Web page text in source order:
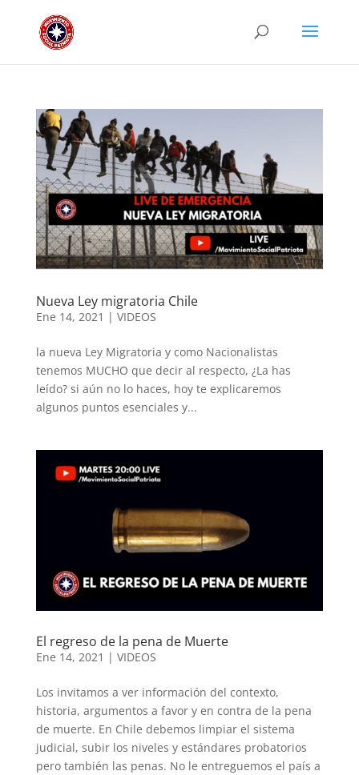
Nueva Ley migratoria Chile
Ene 14, 2021 | VIDEOS
la nueva Ley Migratoria y como Nacionalistas
tenemos MUCHO que decir al respecto, ¿La has
leído? si aún no lo haces, hoy te explicaremos
algunos puntos esenciales y...
El regreso de la pena de Muerte
Ene 14, 2021 | VIDEOS
Los invitamos a ver información del contexto,
historia, argumentos a favor y en contra de la pena
de muerte. En Chile debemos limpiar el sistema
judicial, subir los niveles y estándares probatorios
pero también las penas. No le entreguemos el país a